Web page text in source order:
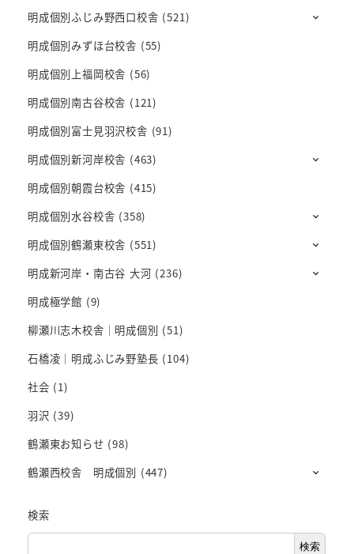
明成個別ふじみ野西口校舎 (521)
明成個別みずほ台校舎 (55)
明成個別上福岡校舎 (56)
明成個別南古谷校舎 (121)
明成個別富士見羽沢校舎 (91)
明成個別新河岸校舎 (463)
明成個別朝霞台校舎 (415)
明成個別水谷校舎 (358)
明成個別鶴瀬東校舎 (551)
明成新河岸・南古谷 大河 (236)
明成極学館 (9)
柳瀬川志木校舎｜明成個別 (51)
石橋凌｜明成ふじみ野塾長 (104)
社会 (1)
羽沢 (39)
鶴瀬東お知らせ (98)
鶴瀬西校舎 明成個別 (447)
検索
検索